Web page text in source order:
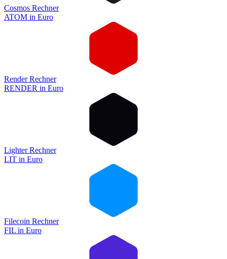
Cosmos Rechner
ATOM in Euro
Render Rechner
RENDER in Euro
Lighter Rechner
LIT in Euro
Filecoin Rechner
FIL in Euro